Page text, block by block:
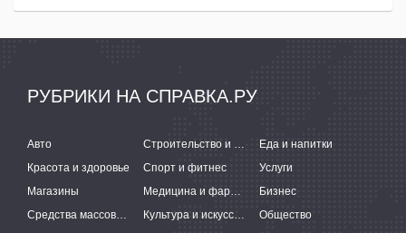
РУБРИКИ НА СПРАВКА.РУ
Авто Строительство и ремонт
Еда и напитки
Красота и здоровье
Спорт и фитнес
Услуги
Магазины
Медицина и фармацевтика
Бизнес
Средства массовой информации
Культура и искусство
Общество